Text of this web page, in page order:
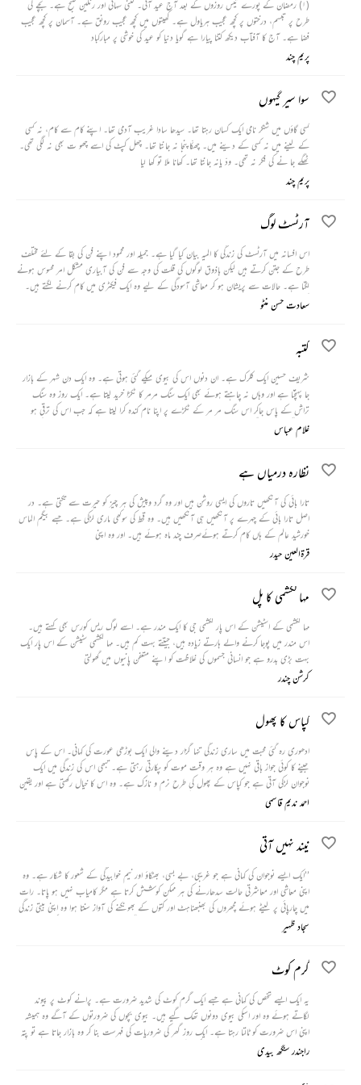
(۱) رمضان کے پورے تیس روزوں کے بعد آج عید آئی۔ کتنی سہانی اور رنگین صبح ہے۔ بچے کی
طرح پر تبسم، درختوں پر کچھ عجیب ہریاول ہے۔ کھیتوں میں کچھ عجیب رونق ہے۔ آسمان پر کچھ عجیب
فضا ہے۔ آج کا آفتاب دیکھ کتنا پیارا ہے گویا دنیا کو عید کی خوشی پر مبارکباد
پریم چند
سوا سیر گیہوں
کسی گاؤں میں شنکر نامی ایک کسان رہتا تھا۔ سیدھا سادا غریب آدمی تھا۔ اپنے کام سے کام، نہ کسی
کے لینے میں نہ کسی کے دینے میں۔ چھکّاپنجا نہ جانتا تھا۔ چھل کپٹ کی اسے چھو ت بھی نہ لگی تھی۔
ٹھگے جا نے کی فکر نہ تھی۔ ودّ یانہ جانتا تھا۔ کھانا ملا تو کھا لیا
پریم چند
آرٹسٹ لوگ
اس افسانہ میں آرٹسٹ کی زندگی کا المیہ بیان کیا گیا ہے۔ جمیلہ اور محمود اپنے فن کی بقا کے لئے مختلف
طرح کے جتن کرتے ہیں لیکن باذوق لوگوں کی قلت کی وجہ سے فن کی آبیاری مشکل امر محسوس ہونے
لگتا ہے۔ حالات سے پریشان ہو کر معاشی آسودگی کے لیے وہ ایک فیکٹری میں کام کرنے لگتے ہیں۔
لیکن دونوں کو یہ کام آرٹسٹ کے رتبہ کے شایان شان محسوس نہیں ہوتا اسی لیے دونوں ایک
سعادت حسن منٹو
کتبہ
شریف حسین ایک کلرک ہے۔ ان دنوں اس کی بیوی میکے گئی ہوتی ہے۔ وہ ایک دن شہر کے بازار
جا پہنچتا ہے اور وہاں نہ چاہتے ہوئے بھی ایک سنگ مرمر کا ٹکڑا خرید لیتا ہے۔ ایک روز وہ سنگ
تراش کے پاس جاکر اس سنگ مر مر کے ٹکڑے پر اپنا نام کندہ کرا لیتا ہے کہ جب اس کی ترقی ہو
جائے گی تو وہ اپنا گھر خریدے گا اور اپنے مکان پر یہ نیم پلیٹ لگائےگا۔ عمر بیت جاتی ہے لیکن اس
غلام عباس
نظارہ درمیاں ہے
تارا بائی کی آنکھیں تاروں کی ایسی روشن ہیں اور وہ گرد وپیش کی ہر چیز کو حیرت سے تکتی ہے۔ در
اصل تارا بائی کے چہرے پر آنکھیں ہی آنکھیں ہیں۔ وہ قحط کی سوکھی ماری لڑکی ہے۔ جسے بیگم الماس
خورشید عالم کے ہاں کام کرتے ہوئےصرف چند ماہ ہوئے ہیں۔ اور وہ اپنی
قرۃالعین حیدر
مہا لکشمی کا پل
مہا لکشمی کے اسٹیشن کے اس پار لکشمی جی کا ایک مندر ہے۔ اسے لوگ ریس کورس بھی کہتے ہیں۔
اس مندر میں پوجا کرنے والے ہارتے زیادہ ہیں، جیتتے بہت کم ہیں۔ مہا لکشمی سٹیشن کے اس پار ایک
بہت بڑی بدرو ہے جو انسانی جسموں کی غلاظت کو اپنے متعفن پانیوں میں گھولتی
کرشن چندر
کپاس کا پھول
ادھوری رہ گئی محبت میں ساری زندگی تنہا گزار دینے والی ایک بوڑھی عورت کی کہانی۔ اس کے پاس
جینے کا کوئی جواز باقی نہیں ہے وہ ہر وقت موت کو پکارتی رہتی ہے۔ تبھی اس کی زندگی میں ایک
نوجوان لڑکی آتی ہے جو کپاس کے پھول کی طرح نرم و نازک ہے۔ وہ اس کا خیال رکھتی ہے اور یقین
دلاتی ہے کہ اس برے وقت میں بھی اس کی قدر کرنے والا کوئی ہے۔ انھیں دنوں بھارتی فوج گاؤں پر
حملہ کر دیتی ہے اور مائی تاجو کا وہ پھول کسی کیڑے کی طرح مسل دیا جاتا ہے۔
احمد ندیم قاسمی
نیند نہیں آتی
’’ایک ایسے نوجوان کی کہانی ہے جو غریبی، بے بسی، بھٹکاؤ اور نیم خوابیدگی کے شعور کا شکار ہے۔ وہ
اپنی معاشی اور معاشرتی حالت سدھارنے کی ہر ممکن کوشش کرتا ہے مگر کامیاب نہیں ہو پاتا۔ رات
میں چارپائی پر لیٹے ہوئے مچھروں کی بھنبھناہٹ اور کتوں کے بھونکنے کی آواز سنتا ہوا وہ اپنی بیتی زندگی
کے کئی واقعات یاد کرتا ہے اور سوچتا ہے کہ اس نے اس زندگی کو بہتر بنانے کے لیے کتنی جد و جہد
سجاد ظہیر
گرم کوٹ
یہ ایک ایسے شخص کی کہانی ہے جسے ایک گرم کوٹ کی شدید ضرورت ہے۔ پرانے کوٹ پر پیوند
لگاتے ہوئے وہ اور اسکی بیوی دونوں تھک گیے ہیں۔ بیوی بچوں کی ضرورتوں کے آگے وہ ہمیشہ
اپنی اس ضرورت کو ٹالتا رہتا ہے۔ ایک روز گھر کی ضروریات کی فہرست بنا کر وہ بازار جاتا ہے تو پتہ
چلتا ہے کہ جیب میں رکھا دس کا نوٹ کہیں گم ہو گیا ہے، مگر بعد میں پتہ چلتا ہے کہ وہ نوٹ کوٹ کی
راجندر سنگھ بیدی